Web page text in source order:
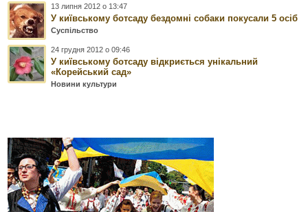
13 липня 2012 о 13:47
У київському ботсаду бездомні собаки покусали 5 осіб
Суспільство
24 грудня 2012 о 09:46
У київському ботсаду відкриється унікальний
«Корейський сад»
Новини культури